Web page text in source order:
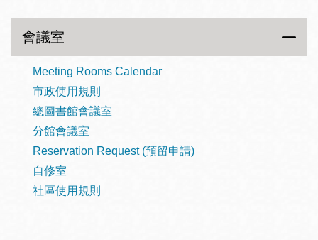
會議室
Meeting Rooms Calendar
市政使用規則
總圖書館會議室
分館會議室
Reservation Request (預留申請)
自修室
社區使用規則